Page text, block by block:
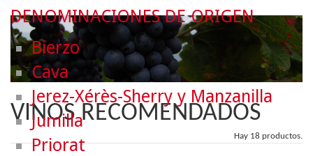
VINOS RECOMENDADOS
Hay 18 productos.
DENOMINACIONES DE ORIGEN
Bierzo
Cava
Jerez-Xérès-Sherry y Manzanilla
Jumilla
Priorat